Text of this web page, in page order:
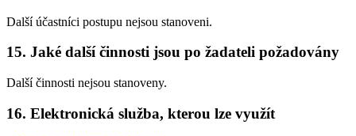
Další účastníci postupu nejsou stanoveni.
15. Jaké další činnosti jsou po žadateli požadovány
Další činnosti nejsou stanoveny.
16. Elektronická služba, kterou lze využít